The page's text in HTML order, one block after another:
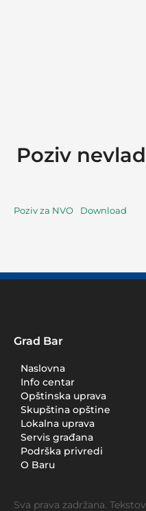
Poziv
Poziv za NVO Download
Grad Bar
Naslovna
Info centar
Opštinska uprava
Skupština opštine
Lokalna uprava
Servis građana
Podrška privredi
O Baru
Sva prava zadržana.